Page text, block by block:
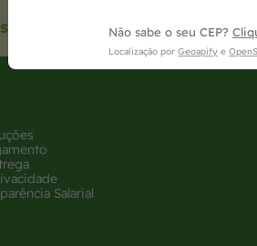
ofertas
Salarial
Não sabe o seu CEP?
Localização por Geoapify e